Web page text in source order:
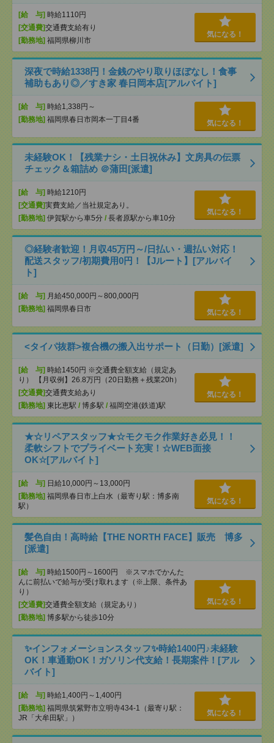
[給 与] 時給1110円
[交通費]交通費支給有り
[勤務地] 福岡県柳川市
気になる！
深夜で時給1338円！金銭のやり取りほぼなし！食事
補助もあり◎／すき家 春日岡本店[アルバイト]
[給 与] 時給1,338円～
[勤務地] 福岡県春日市岡本一丁目4番 気になる！
未経験OK！【残業ナシ・土日祝休み】文房具の伝票
チェック＆箱詰め ＠蒲田[派遣]
[給 与] 時給1210円
[交通費]実費支給／当社規定あり。
[勤務地] 伊賀駅から車5分 / 長者原駅から車10分
気になる！
◎経験者歓迎！月収45万円～/日払い・週払い対応！
配送スタッフ/初期費用0円！【Jルート】[アルバイ
ト]
[給 与] 月給450,000円～800,000円
[勤務地] 福岡県春日市 気になる！
<タイパ抜群>複合機の搬入出サポート（日勤）[派遣]
[給 与] 時給1450円 ※交通費全額支給（規定あ
り） 【月収例】26.8万円（20日勤務＋残業20h）
[交通費]交通費支給あり
[勤務地] 東比恵駅 / 博多駅 / 福岡空港(鉄道)駅
気になる！
★☆リペアスタッフ★☆モクモク作業好き必見！！
柔軟シフトでプライベート充実！☆WEB面接
OK☆[アルバイト]
[給 与] 日給10,000円～13,000円
[勤務地] 福岡県春日市上白水（最寄り駅：博多南
駅）
気になる！
髪色自由！高時給【THE NORTH FACE】販売 博多
[派遣]
[給 与] 時給1500円～1600円 ※スマホでかんた
んに前払いで給与が受け取れます（※上限、条件あ
り）
[交通費]交通費全額支給（規定あり）
[勤務地] 博多駅から徒歩10分
気になる！
✨インフォメーションスタッフ✨時給1400円♪未経験
OK！車通勤OK！ガソリン代支給！長期案件！[アル
バイト]
[給 与] 時給1,400円～1,400円
[勤務地] 福岡県筑紫野市立明寺434-1（最寄り駅：
JR「大牟田駅」）
気になる！